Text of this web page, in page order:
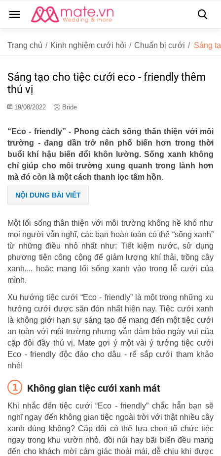
Trang chủ / Kinh nghiệm cưới hỏi / Chuẩn bị cưới / Sáng
Sáng tạo cho tiệc cưới eco - friendly thêm
thú vị
19/08/2022 Bride
“Eco - friendly” - Phong cách sống thân thiện với môi
trường - đang dần trở nên phổ biến hơn trong thời
buổi khí hậu biến đổi khôn lường. Sống xanh không
chỉ giúp cho môi trường xung quanh trong lành hơn
mà đó còn là một cách thanh lọc tâm hồn.
NỘI DUNG BÀI VIẾT
Một lối sống thân thiện với môi trường không hề khó như
mọi người vẫn nghĩ, các bạn hoàn toàn có thể “sống xanh”
từ những điều nhỏ nhất như: Tiết kiệm nước, sử dụng
phương tiện công cộng để giảm lượng khí thải, trồng cây
xanh,... hoặc mang lối sống xanh vào trong lễ cưới của
mình.
Xu hướng tiệc cưới “Eco - friendly” là một trong những xu
hướng cưới được săn đón nhất hiện nay. Tiệc cưới xanh
là không giới hạn sự sáng tạo để mang đến một tiệc cưới
an toàn với môi trường nhưng vẫn đảm bảo ngày vui của
cặp đôi đầy thú vị. Mate gợi ý một vài ý tưởng tiệc cưới
Eco - friendly độc đáo cho dâu - rể sắp cưới tham khảo
nhé!
Không gian tiệc cưới xanh mát
Khi nhắc đến tiệc cưới “Eco - friendly” chắc hẳn bạn sẽ
nghĩ ngay đến không gian tiệc ngoài trời với thật nhiều cây
xanh đúng không? Cặp đôi có thể lựa chọn tổ chức tiệc
ngay trong khu vườn nhỏ, đồi núi hay bãi biển đều mang
đến cho khách mời cảm giác thoải mái, dễ chịu khi được